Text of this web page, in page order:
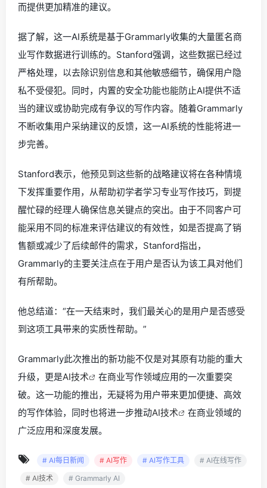
而提供更加精准的建议。
据了解，这一AI系统是基于Grammarly收集的大量匿名商
业写作数据进行训练的。Stanford强调，这些数据已经过
严格处理，以去除识别信息和其他敏感细节，确保用户隐
私不受侵犯。同时，内置的安全功能也能防止AI提供不适
当的建议或协助完成有争议的写作内容。随着Grammarly
不断收集用户采纳建议的反馈，这一AI系统的性能将进一
步完善。
Stanford表示，他预见到这些新的战略建议将在各种情境
下发挥重要作用，从帮助初学者学习专业写作技巧，到提
醒忙碌的经理人确保信息关键点的突出。由于不同客户可
能采用不同的标准来评估建议的有效性，如是否提高了销
售额或减少了后续邮件的需求，Stanford指出，
Grammarly的主要关注点在于用户是否认为该工具对他们
有所帮助。
他总结道：“在一天结束时，我们最关心的是用户是否感受
到这项工具带来的实质性帮助。”
Grammarly此次推出的新功能不仅是对其原有功能的重大
升级，更是AI技术
在商业写作领域应用的一次重要突
破。这一功能的推出，无疑将为用户带来更加便捷、高效
的写作体验，同时也将进一步推动AI技术
在商业领域的
广泛应用和深度发展。
# AI每日新闻 # AI写作 # AI写作工具
# AI在线写作
# AI技术
# Grammarly AI